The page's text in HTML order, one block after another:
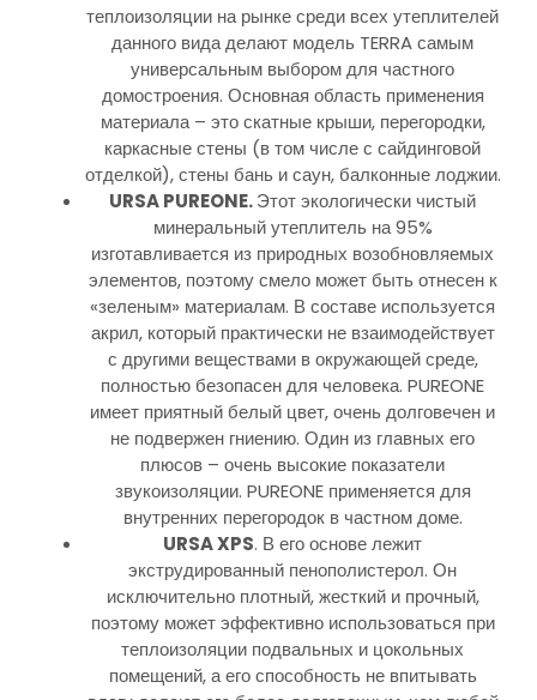
теплоизоляции на рынке среди всех утеплителей
данного вида делают модель TERRA самым
универсальным выбором для частного
домостроения. Основная область применения
материала – это скатные крыши, перегородки,
каркасные стены (в том числе с сайдинговой
отделкой), стены бань и саун, балконные лоджии.
URSAPUREONE.Этот экологически чистый
минеральный утеплитель на 95%
изготавливается из природных возобновляемых
элементов, поэтому смело может быть отнесен к
«зеленым» материалам. В составе используется
акрил, который практически не взаимодействует
с другими веществами в окружающей среде,
полностью безопасен для человека. PUREONE
имеет приятный белый цвет, очень долговечен и
не подвержен гниению. Один из главных его
плюсов – очень высокие показатели
звукоизоляции. PUREONE применяется для
внутренних перегородок в частном доме.
URSAXPS. В его основе лежит
экструдированный пенополистерол. Он
исключительно плотный, жесткий и прочный,
поэтому может эффективно использоваться при
теплоизоляции подвальных и цокольных
помещений, а его способность не впитывать